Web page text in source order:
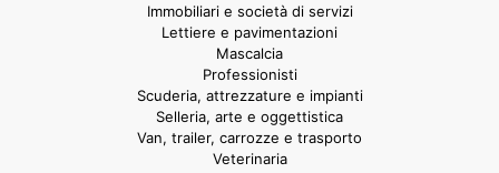
Immobiliari e società di servizi
Lettiere e pavimentazioni
Mascalcia
Professionisti
Scuderia, attrezzature e impianti
Selleria, arte e oggettistica
Van, trailer, carrozze e trasporto
Veterinaria